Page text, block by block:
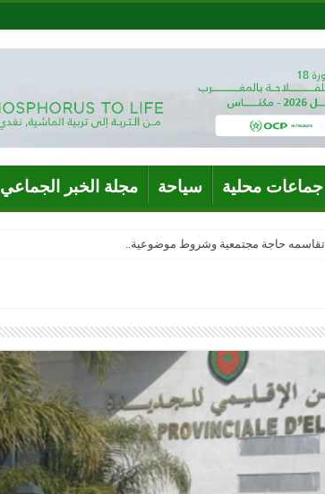
جماعات محلية سياحة مجلة الخبر الجماعي
تقاسمه حاجة مجتمعية وشروط موضوعية..